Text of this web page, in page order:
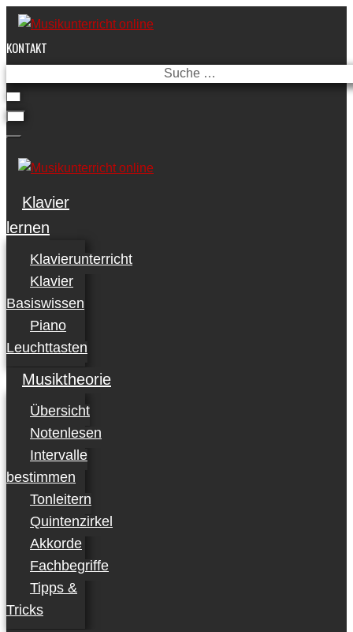
Skip
content
KONTAKT
…
Klavier
lernen
Klavierunterricht
Klavier
Basiswissen
Piano
Leuchttasten
Musiktheorie
Übersicht
Notenlesen
Intervalle
bestimmen
Tonleitern
Quintenzirkel
Akkorde
Fachbegriffe
Tipps &
Tricks